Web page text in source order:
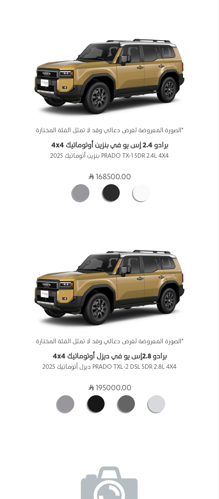
*الصورة المعروضة لغرض دعائي وقد لا تمثل الفئة المختارة
برادو 2.4 إس يو في بنزين أوتوماتيك 4x4
PRADO TX-1 5DR 2.4L 4X4 بنزين أتوماتيك 2025
168500.00
*الصورة المعروضة لغرض دعائي وقد لا تمثل الفئة المختارة
برادو 2.8إس يو في ديزل أوتوماتيك 4x4
PRADO TXL-2 DSL 5DR 2.8L 4X4 ديزل أتوماتيك 2025
195000.00